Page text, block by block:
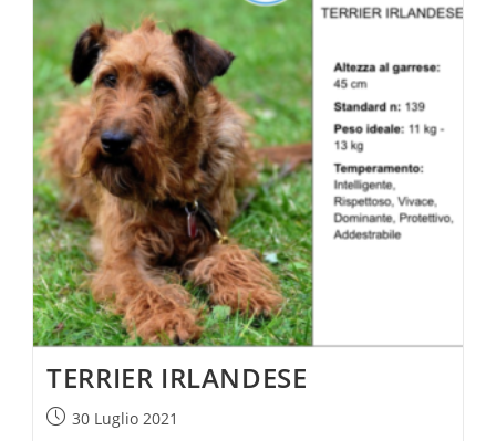
TERRIER IRLANDESE
30 Luglio 2021